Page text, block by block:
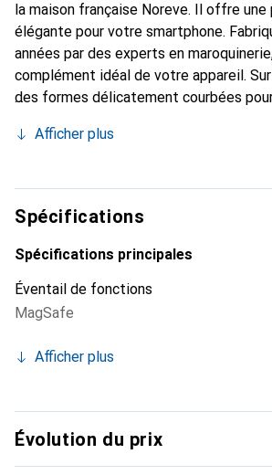
la maison française Noreve. Il offre
élégante pour votre smartphone.
années par des experts en
complément idéal de votre appareil.
des formes délicatement courbées
smartphone. La marque Noreve est
est toujours un excellent choix pour le
Afficher plus
Spécifications
Spécifications principales
Éventail de fonctions
MagSafe
Afficher plus
Évolution du prix